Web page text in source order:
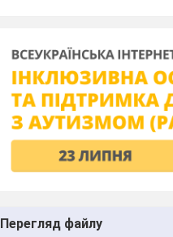
Перегляд файлу